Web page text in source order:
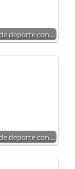
deporte con…
deporte con…